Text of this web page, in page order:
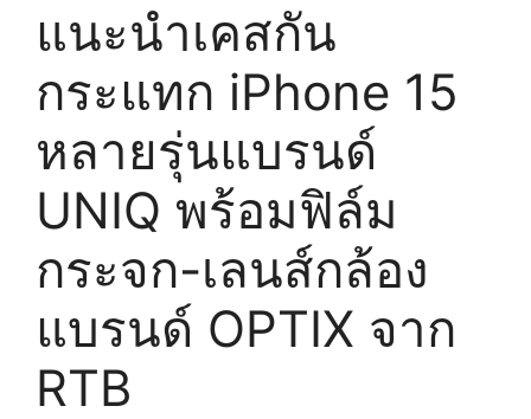
แนะนำเคสกัน
กระแทก iPhone 15
หลายรุ่นแบรนด์
UNIQ พร้อมฟิล์ม
กระจก-เลนส์กล้อง
แบรนด์ OPTIX จาก
RTB